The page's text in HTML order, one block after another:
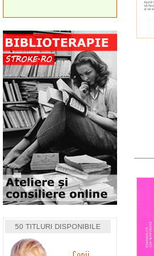
50 TITLURI DISPONIBILE